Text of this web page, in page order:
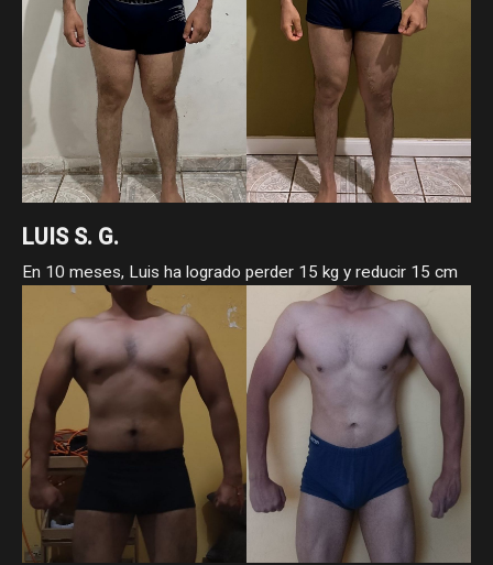
LUIS S. G.
En 10 meses, Luis ha logrado perder 15 kg y reducir 15 cm
de cintura, pasando de 105 a 90 kg y de 96 a 81 cm. Como
asesorado ha demostrado que con constancia, estrategia y
compromiso, los cambios reales sí llegan.